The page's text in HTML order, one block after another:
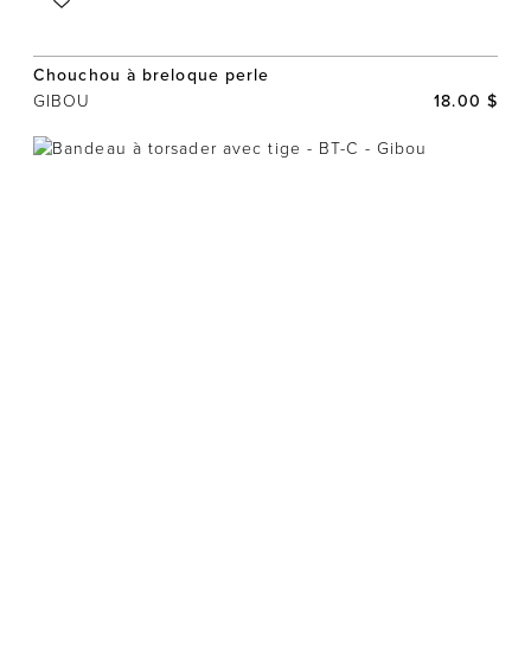
Chouchou à breloque perle
GIBOU 18.00 $